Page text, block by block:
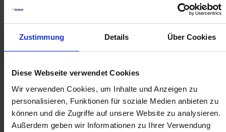
Zustimmung Details Über Cookies
Diese Webseite verwendet Cookies
Wir verwenden Cookies, um Inhalte und Anzeigen zu
personalisieren, Funktionen für soziale Medien anbieten zu
können und die Zugriffe auf unsere Website zu analysieren.
Außerdem geben wir Informationen zu Ihrer Verwendung
Kverneland
Filterhahn kpl.
384,94 € / St
IN DEN
WARENKORB
GRANIT
Spritzenschlauch
Innen-Ø 8 mm
4,51 € / St
IN DEN
WARENKORB